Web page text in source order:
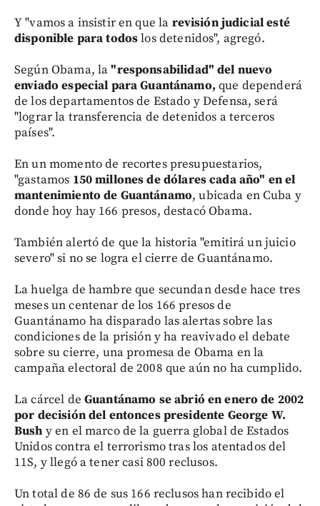
Y "vamos a insistir en que la revisión judicial esté
disponible para todoslos detenidos", agregó.
Según Obama, la"responsabilidad" del nuevo
enviado especial para Guantánamo, que dependerá
de los departamentos de Estado y Defensa, será
"lograr la transferencia de detenidos a terceros
países".
En un momento de recortes presupuestarios,
"gastamos 150 millones de dólares cada año" en el
mantenimiento de Guantánamo, ubicada en Cuba y
donde hoy hay 166 presos, destacó Obama.
También alertó de que la historia "emitirá un juicio
severo" si no se logra el cierre de Guantánamo.
La huelga de hambre que secundan desde hace tres
meses un centenar de los 166 presos de
Guantánamo ha disparado las alertas sobre las
condiciones de la prisión y ha reavivado el debate
sobre su cierre, una promesa de Obama en la
campaña electoral de 2008 que aún no ha cumplido.
La cárcel de Guantánamo se abrió en enero de 2002
por decisión del entonces presidente George W.
Bush y en el marco de la guerra global de Estados
Unidos contra el terrorismo tras los atentados del
11S, y llegó a tener casi 800 reclusos.
Un total de 86 de sus 166 reclusos han recibido el